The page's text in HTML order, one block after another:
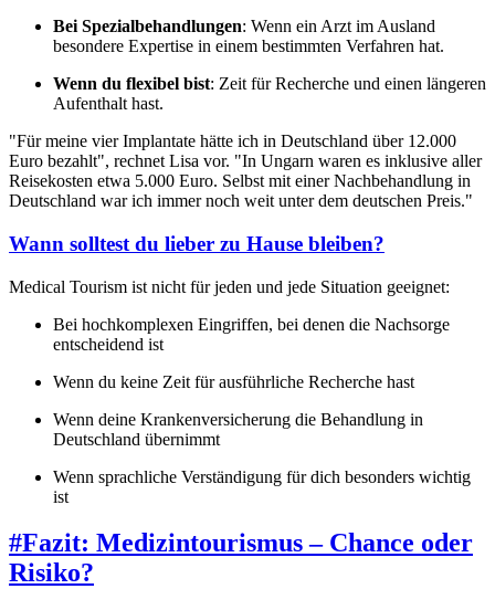
Bei Spezialbehandlungen: Wenn ein Arzt im Ausland
besondere Expertise in einem bestimmten Verfahren hat.
Wenn du flexibel bist: Zeit für Recherche und einen längeren
Aufenthalt hast.
"Für meine vier Implantate hätte ich in Deutschland über 12.000
Euro bezahlt", rechnet Lisa vor. "In Ungarn waren es inklusive aller
Reisekosten etwa 5.000 Euro. Selbst mit einer Nachbehandlung in
Deutschland war ich immer noch weit unter dem deutschen Preis."
Wann solltest du lieber zu Hause bleiben?
Medical Tourism ist nicht für jeden und jede Situation geeignet:
Bei hochkomplexen Eingriffen, bei denen die Nachsorge
entscheidend ist
Wenn du keine Zeit für ausführliche Recherche hast
Wenn deine Krankenversicherung die Behandlung in
Deutschland übernimmt
Wenn sprachliche Verständigung für dich besonders wichtig
ist
#Fazit: Medizintourismus – Chance oder
Risiko?